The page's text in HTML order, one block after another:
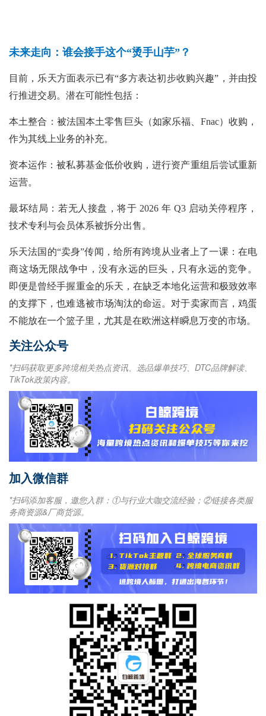
未来走向：谁会接手这个“烫手山芋”？
目前，乐天方面表示已有“多方表达初步收购兴趣”，并由投
行推进交易。潜在可能性包括：
本土整合：被法国本土零售巨头（如家乐福、Fnac）收购，
作为其线上业务的补充。
资本运作：被私募基金低价收购，进行资产重组后尝试重新
运营。
最坏结局：若无人接盘，将于 2026 年 Q3 启动关停程序，
技术专利与会员体系被拆分出售。
乐天法国的“卖身”传闻，给所有跨境从业者上了一课：在电
商这场无限战争中，没有永远的巨头，只有永远的竞争。
即便是曾经手握重金的乐天，在缺乏本地化运营和极致效率
的支撑下，也难逃被市场淘汰的命运。对于卖家而言，鸡蛋
不能放在一个篮子里，尤其是在欧洲这样瞬息万变的市场。
关注公众号
*扫码获取更多跨境相关热点资讯、选品爆单技巧、DTC品牌解读、
TikTok政策内容。
加入微信群
*扫码添加客服，邀您入群：①与行业大咖交流经验；②链接各类服
务商资源&厂商货源。